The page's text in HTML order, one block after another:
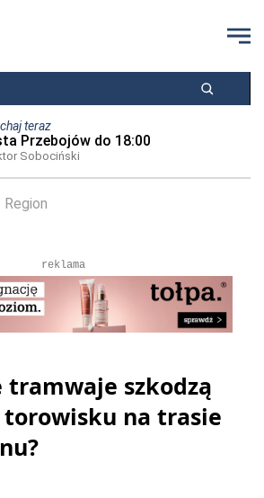
teraz
Przebojów do 18:00
Sobociński
Region
reklama
tramwaje szkodzą
na trasie